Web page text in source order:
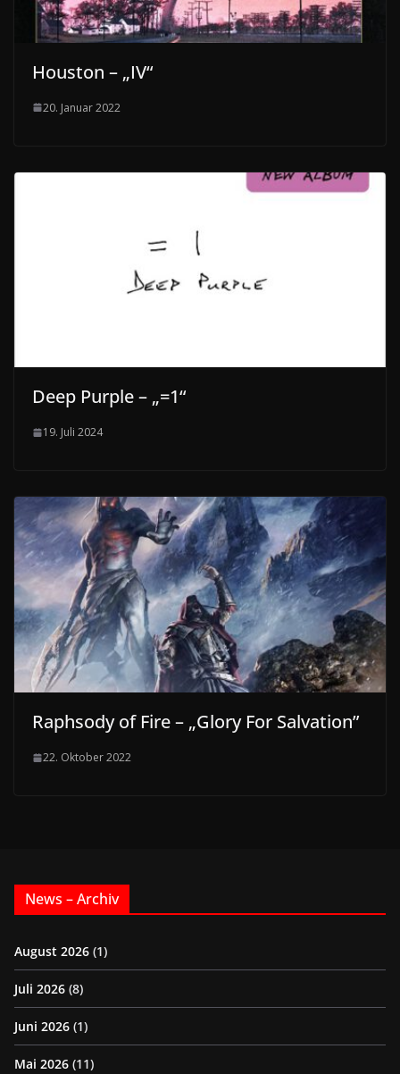
Houston – „IV“
20. Januar 2022
Deep Purple – „=1“
19. Juli 2024
Raphsody of Fire – „Glory For Salvation”
22. Oktober 2022
News – Archiv
August 2026 (1)
Juli 2026 (8)
Juni 2026 (1)
Mai 2026 (11)